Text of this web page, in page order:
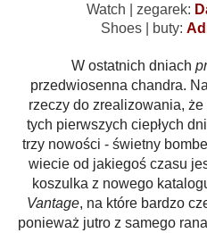
Watch | zegarek:
Shoes | buty:
W ostatnich dniach
przedwiosenna chandra.
rzeczy do zrealizowania,
tych pierwszych ciepłych
trzy nowości - świetny
wiecie od jakiegoś czasu
koszulka z nowego
Vantage, na które bardzo
ponieważ jutro z samego